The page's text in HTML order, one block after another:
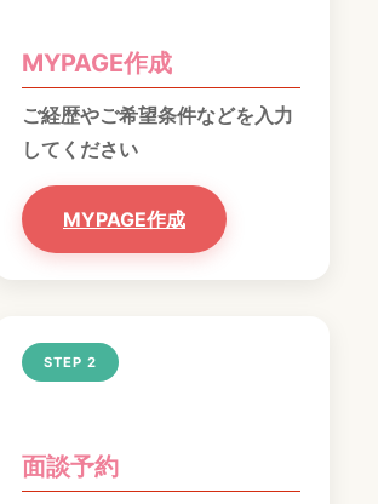
MYPAGE作成
ご経歴やご希望条件などを入力
してください
MYPAGE作成
STEP 2
面談予約